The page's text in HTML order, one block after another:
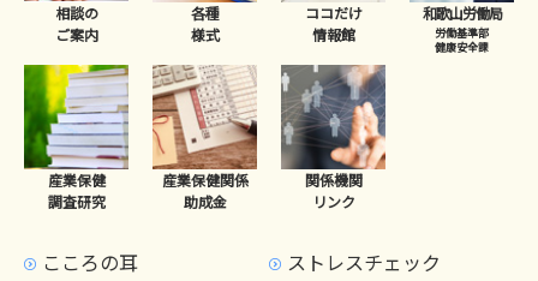
相談の
ご案内
各種
様式
ココだけ
情報館
和歌山労働局
労働基準部
健康安全課
産業保健
調査研究
産業保健関係
助成金
関係機関
リンク
こころの耳 ストレスチェック